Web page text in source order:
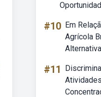
#10 Em
Agrícola
#11